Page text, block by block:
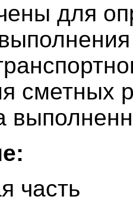
для
сметных
часть